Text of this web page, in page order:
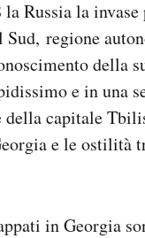
Russia la
Sud, regione
della
e in una
della capitale
e le ostilità
in Georgia